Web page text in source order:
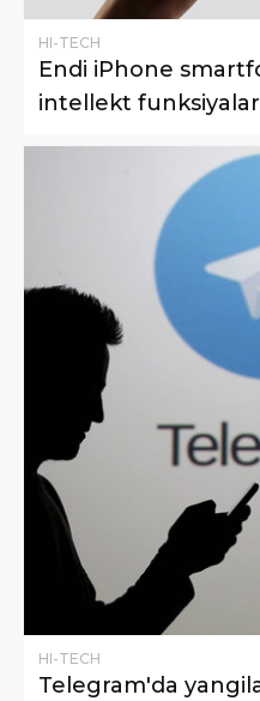
HI-TECH
Endi iPhone
intellekt
HI-TECH
Telegram'da